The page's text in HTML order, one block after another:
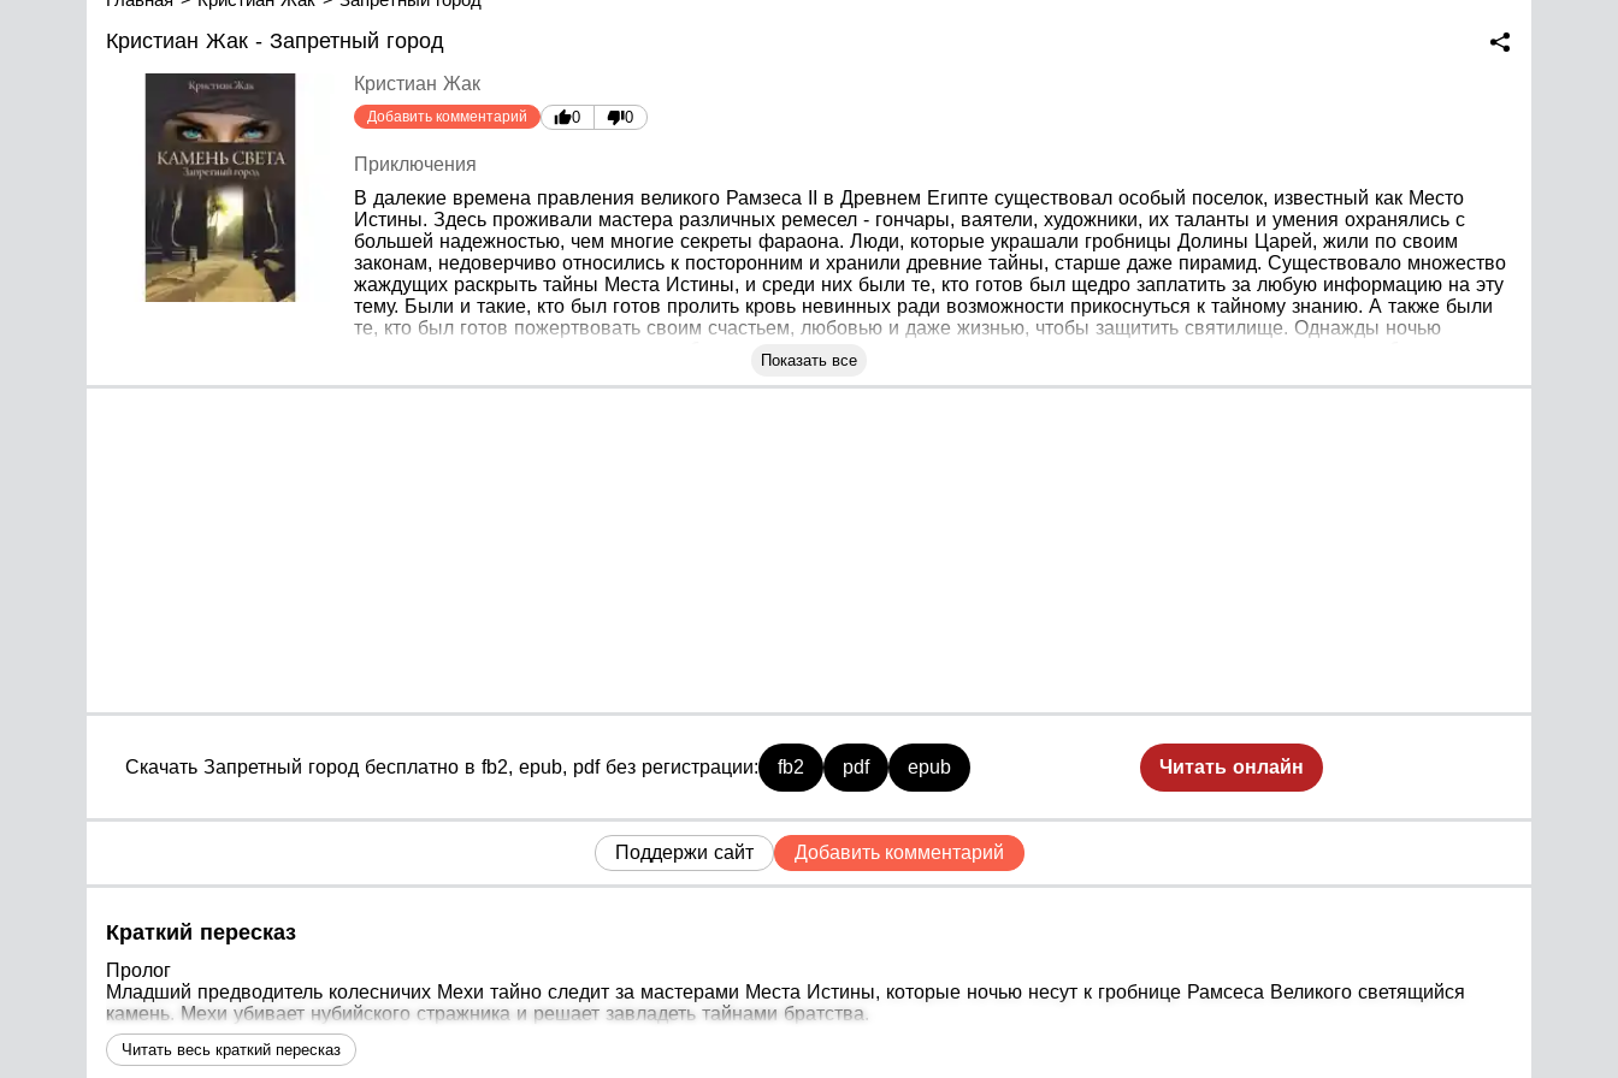
Кристиан Жак - Запретный город
Кристиан Жак
Добавить комментарий 0 0
Приключения
В далекие времена правления великого Рамзеса II в Древнем Египте существовал особый поселок, известный как Место
Истины. Здесь проживали мастера различных ремесел - гончары, ваятели, художники, их таланты и умения охранялись с
большей надежностью, чем многие секреты фараона. Люди, которые украшали гробницы Долины Царей, жили по своим
законам, недоверчиво относились к посторонним и хранили древние тайны, старше даже пирамид. Существовало множество
жаждущих раскрыть тайны Места Истины, и среди них были те, кто готов был щедро заплатить за любую информацию на эту
тему. Были и такие, кто был готов пролить кровь невинных ради возможности прикоснуться к тайному знанию. А также были
те, кто был готов пожертвовать своим счастьем, любовью и даже жизнью, чтобы защитить святилище. Однажды ночью
охранник запретного поселения погиб, и теперь ничто не могло остановить странные, страшные и загадочные события,
которые привели к непредсказуемым последствиям преступления.
Показать все
Cкачать Запретный город бесплатно в fb2, epub, pdf без регистрации: fb2 pdf epub Читать онлайн
Поддержи сайт Добавить комментарий
Краткий пересказ
Пролог
Младший предводитель колесничих Мехи тайно следит за мастерами Места Истины, которые ночью несут к гробнице Рамсеса Великого светящийся
камень. Мехи убивает нубийского стражника и решает завладеть тайнами братства.
Глава 1
Шестнадцатилетний Жар, сын земледельца, мечтает стать рисовальщиком и попасть в Место Истины. Он ссорится с отцом, который не понимает его
Читать весь краткий пересказ